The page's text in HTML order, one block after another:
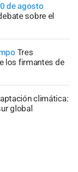
de agosto
sobre el
Tres
los firmantes de
climática:
global